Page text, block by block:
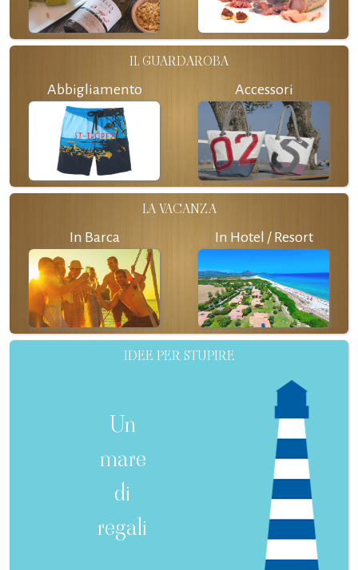
IL GUARDAROBA
Abbigliamento Accessori
LA VACANZA
In Barca In Hotel / Resort
IDEE PER STUPIRE
Un
mare
di
regali